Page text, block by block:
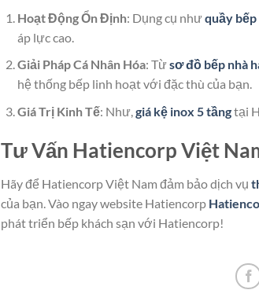
Hoạt Động Ổn Định: Dụng cụ nhưquầy bếp
áp lực cao.
Giải Pháp Cá Nhân Hóa: Từsơ đồ bếp nhà
hệ thống bếp linh hoạt với đặc thù của bạn.
Giá Trị Kinh Tế: Như,giá kệ inox 5 tầngtại
Tư Vấn Hatiencorp Việt
Hãy để Hatiencorp Việt Nam đảm bảo dịch vụ
của bạn. Vào ngay website Hatiencorp
phát triển bếp khách sạn với Hatiencorp!